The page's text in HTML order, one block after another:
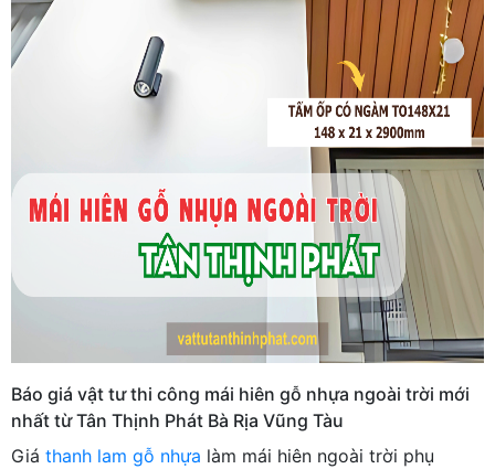
Báo giá vật tư thi công mái hiên gỗ nhựa ngoài trời mới
nhất từ Tân Thịnh Phát Bà Rịa Vũng Tàu
Giá thanh lam gỗ nhựa làm mái hiên ngoài trời phụ